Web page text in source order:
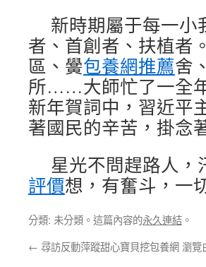
新時期屬于每一小
者、首創者、扶植者
區、黌包養網推薦舍
所……大師忙了一全
新年賀詞中，習近平
著國民的辛苦，掛念
星光不問趕路人，
評價想，有奮斗，一
分類: 未分類。這篇內容的永久連結 。
← 尋訪反動萍蹤甜心寶貝挖包養網 瀏覽